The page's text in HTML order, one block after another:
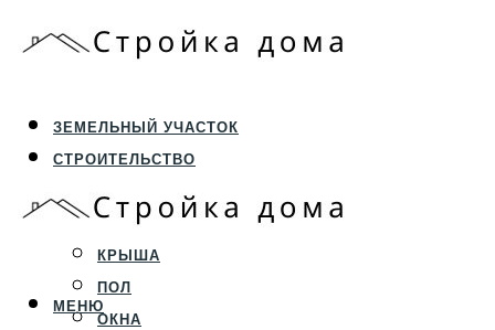
ЗЕМЕЛЬНЫЙ УЧАСТОК
СТРОИТЕЛЬСТВО
ФУНДАМЕНТ И ЦОКОЛЬ
ПЕРЕКРЫТИЯ И СТЕНЫ
КРЫША
ПОЛ
ОКНА
МЕНЮ